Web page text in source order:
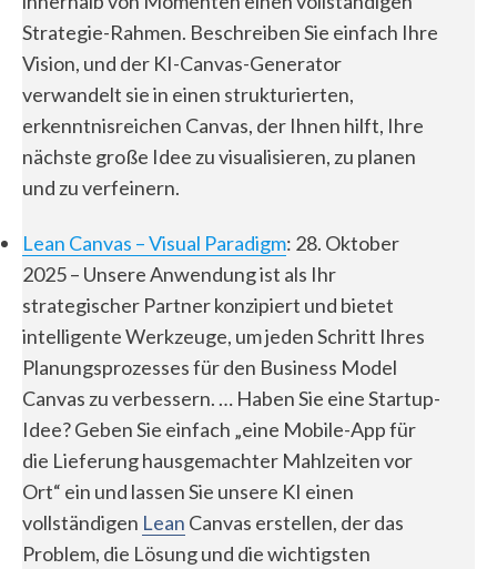
Strategie-Rahmen. Beschreiben Sie einfach Ihre
Vision, und der KI-Canvas-Generator
verwandelt sie in einen strukturierten,
erkenntnisreichen Canvas, der Ihnen hilft, Ihre
nächste große Idee zu visualisieren, zu planen
und zu verfeinern.
Lean Canvas – Visual Paradigm: 28. Oktober
2025 – Unsere Anwendung ist als Ihr
strategischer Partner konzipiert und bietet
intelligente Werkzeuge, um jeden Schritt Ihres
Planungsprozesses für den Business Model
Canvas zu verbessern. … Haben Sie eine Startup-
Idee? Geben Sie einfach „eine Mobile-App für
die Lieferung hausgemachter Mahlzeiten vor
Ort“ ein und lassen Sie unsere KI einen
vollständigen Lean Canvas erstellen, der das
Problem, die Lösung und die wichtigsten